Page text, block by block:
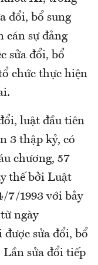
đổi, bổ sung
cán sự đảng
sửa đổi, bổ
chức thực hiện
luật đầu tiên
3 thập kỷ, có
chương, 57
thế bởi Luật
7/1993 với bảy
ngày
sửa đổi, bổ
Lần sửa đổi tiếp